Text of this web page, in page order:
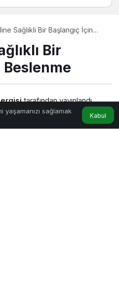
Sağlıklı Bir Başlangıç İçin
Bir
Beslenme
tarafından yayınlandı
sağlamak
Kabul